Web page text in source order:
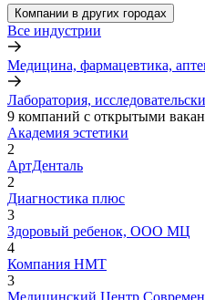
Компании в других городах
Все индустрии
Медицина, фармацевтика,
Лаборатория,
9 компаний с открытыми
Академия эстетики
2
АртДенталь
2
Диагностика плюс
3
Здоровый ребенок, ООО МЦ
4
Компания НМТ
3
Медицинский Центр